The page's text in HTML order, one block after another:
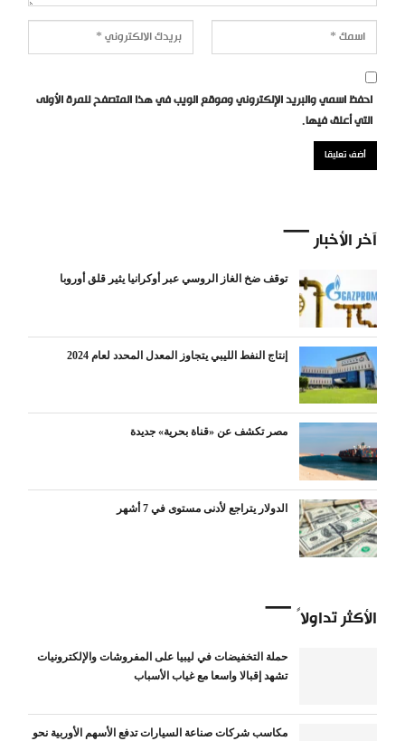
احفظ اسمي والبريد الإلكتروني وموقع الويب في هذا المتصفح للمرة الأولى
التي أعلق فيها.
آخر الأخبار
توقف ضخ الغاز الروسي عبر أوكرانيا يثير قلق أوروبا
إنتاج النفط الليبي يتجاوز المعدل المحدد لعام 2024
مصر تكشف عن «قناة بحرية» جديدة
الدولار يتراجع لأدنى مستوى في 7 أشهر
الأكثر تداولاً
حملة التخفيضات في ليبيا على المفروشات والإلكترونيات
تشهد إقبالا واسعا مع غياب الأسباب
مكاسب شركات صناعة السيارات تدفع الأسهم الأوربية نحو